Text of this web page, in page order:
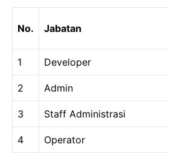
No. Jabatan
1 Developer
2 Admin
3 Staff Administrasi
4 Operator